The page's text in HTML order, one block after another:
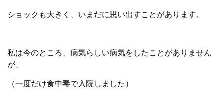
ショックも大きく、いまだに思い出すことがあります。
私は今のところ、病気らしい病気をしたことがありません
が、
（一度だけ食中毒で入院しました）